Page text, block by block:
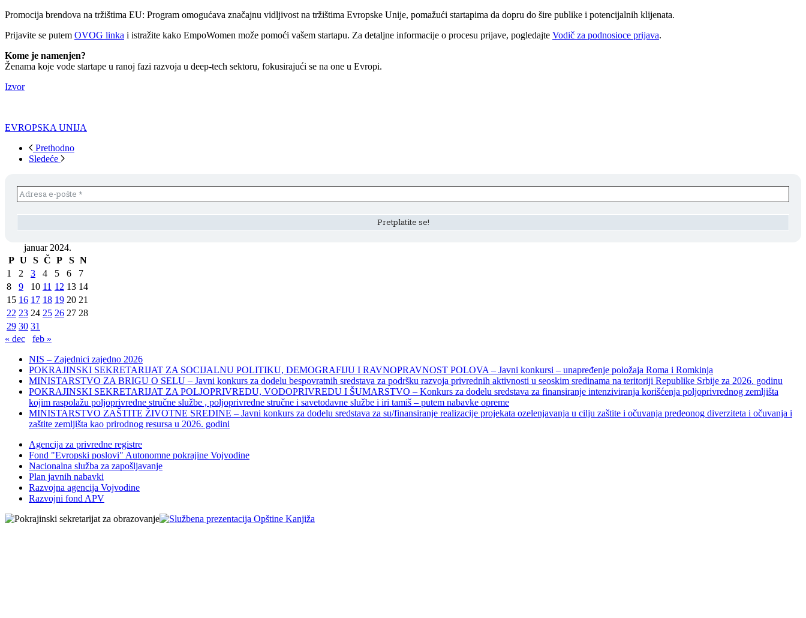
Promocija brendova na tržištima EU: Program omogućava značajnu vidljivost na tržištima Evropske Unije, pomažući startapima da dopru do šire publike i potencijalnih klijenata.
Prijavite se putem OVOG linka i istražite kako EmpoWomen može pomoći vašem startapu. Za detaljne informacije o procesu prijave, pogledajte Vodič za podnosioce prijava.
Kome je namenjen?
Ženama koje vode startape u ranoj fazi razvoja u deep-tech sektoru, fokusirajući se na one u Evropi.
Izvor
EVROPSKA UNIJA
Prethodno
Sledeće
januar 2024.
P U S Č P S N
1
2 3 4 5 6
7
8
9 10 11 12 13 14
15 16 17 18 19 20 21
22 23 24 25 26 27 28
29 30 31
« dec
feb »
NIS – Zajednici zajedno 2026
POKRAJINSKI SEKRETARIJAT ZA SOCIJALNU POLITIKU, DEMOGRAFIJU I RAVNOPRAVNOST POLOVA – Javni konkursi – unapređenje položaja Roma i Romkinja
MINISTARSTVO ZA BRIGU O SELU – Javni konkurs za dodelu bespovratnih sredstava za podršku razvoja privrednih aktivnosti u seoskim sredinama na teritoriji Republike Srbije za 2026. godinu
POKRAJINSKI SEKRETARIJAT ZA POLJOPRIVREDU, VODOPRIVREDU I ŠUMARSTVO – Konkurs za dodelu sredstava za finansiranje intenziviranja korišćenja poljoprivrednog zemljišta
kojim raspolažu poljoprivredne stručne službe , poljoprivredne stručne i savetodavne službe i iri tamiš ‒ putem nabavke opreme
MINISTARSTVO ZAŠTITE ŽIVOTNE SREDINE – Javni konkurs za dodelu sredstava za su/finansiranje realizacije projekata ozelenjavanja u cilju zaštite i očuvanja predeonog diverziteta i očuvanja i
zaštite zemljišta kao prirodnog resursa u 2026. godini
Agencija za privredne registre
Fond "Evropski poslovi" Autonomne pokrajine Vojvodine
Nacionalna služba za zapošljavanje
Plan javnih nabavki
Razvojna agencija Vojvodine
Razvojni fond APV